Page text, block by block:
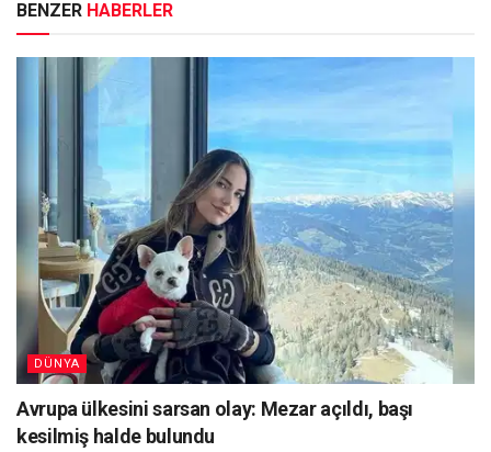
BENZER HABERLER
DÜNYA
Avrupa ülkesini sarsan olay: Mezar açıldı, başı
kesilmiş halde bulundu